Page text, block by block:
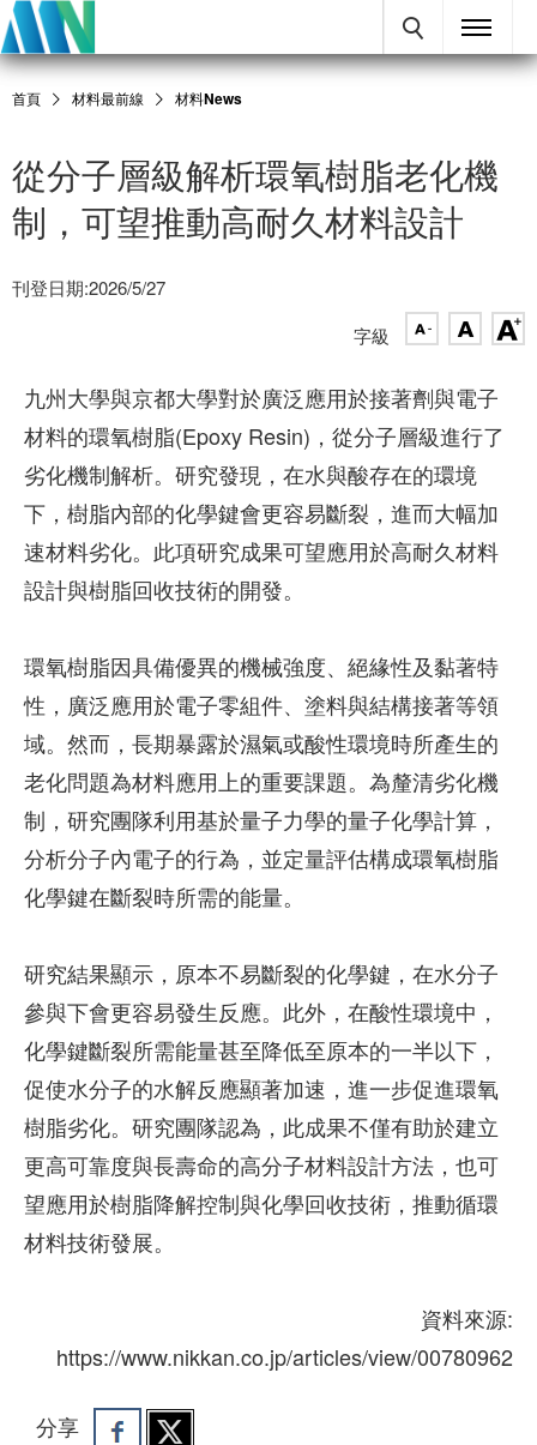
首頁 材料最前線 材料News
從分子層級解析環氧樹脂老化機
制，可望推動高耐久材料設計
刊登日期:2026/5/27
字級
九州大學與京都大學對於廣泛應用於接著劑與電子
材料的環氧樹脂(Epoxy Resin)，從分子層級進行了
劣化機制解析。研究發現，在水與酸存在的環境
下，樹脂內部的化學鍵會更容易斷裂，進而大幅加
速材料劣化。此項研究成果可望應用於高耐久材料
設計與樹脂回收技術的開發。
環氧樹脂因具備優異的機械強度、絕緣性及黏著特
性，廣泛應用於電子零組件、塗料與結構接著等領
域。然而，長期暴露於濕氣或酸性環境時所產生的
老化問題為材料應用上的重要課題。為釐清劣化機
制，研究團隊利用基於量子力學的量子化學計算，
分析分子內電子的行為，並定量評估構成環氧樹脂
化學鍵在斷裂時所需的能量。
研究結果顯示，原本不易斷裂的化學鍵，在水分子
參與下會更容易發生反應。此外，在酸性環境中，
化學鍵斷裂所需能量甚至降低至原本的一半以下，
促使水分子的水解反應顯著加速，進一步促進環氧
樹脂劣化。研究團隊認為，此成果不僅有助於建立
更高可靠度與長壽命的高分子材料設計方法，也可
望應用於樹脂降解控制與化學回收技術，推動循環
材料技術發展。
資料來源:
https://www.nikkan.co.jp/articles/view/00780962
分享